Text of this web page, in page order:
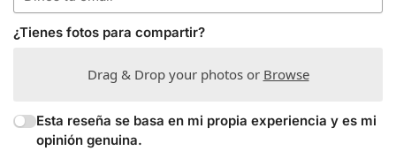
¿Tienes fotos para compartir?
Drag & Drop your photos or Browse
Esta reseña se basa en mi propia experiencia y es mi
opinión genuina.